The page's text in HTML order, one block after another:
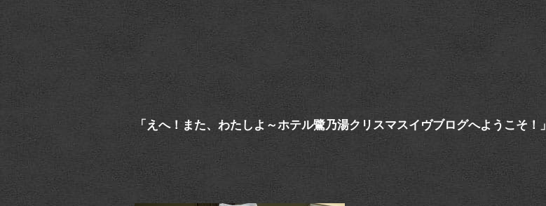
「えへ！また、わたしよ～ホテル鷺乃湯クリスマスイヴブログへようこそ！」